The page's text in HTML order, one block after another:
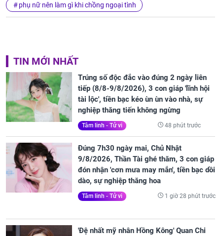
phụ nữ nên làm gì khi chồng ngoại tình
TIN MỚI NHẤT
Trúng số độc đắc vào đúng 2 ngày liên
tiếp (8/8-9/8/2026), 3 con giáp 'lĩnh hội
tài lộc', tiền bạc kéo ùn ùn vào nhà, sự
nghiệp thăng tiến không ngừng
Tâm linh - Tử vi 48 phút trước
Đúng 7h30 ngày mai, Chủ Nhật
9/8/2026, Thần Tài ghé thăm, 3 con giáp
đón nhận 'cơn mưa may mắn', tiền bạc dồi
dào, sự nghiệp thăng hoa
Tâm linh - Tử vi 1 giờ 28 phút trước
'Đệ nhất mỹ nhân Hồng Kông' Quan Chi